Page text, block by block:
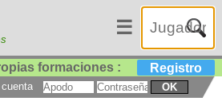
☰
formaciones : Registro
cuenta OK